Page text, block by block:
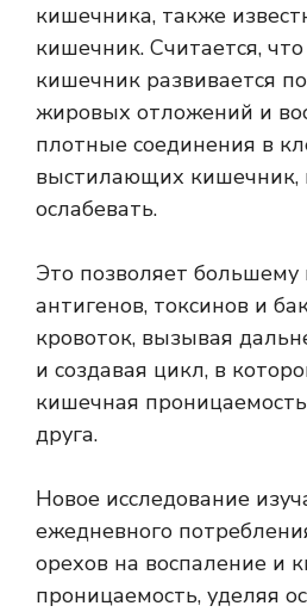
кишечника, также
кишечник. Считается,
кишечник развивается
жировых отложений и
плотные соединения в
выстилающих кишечник,
ослабевать.
Это позволяет большему
антигенов, токсинов и
кровоток, вызывая
и создавая цикл, в
кишечная проницаемость
друга.
Новое исследование
ежедневного
орехов на воспаление и
проницаемость, уделяя